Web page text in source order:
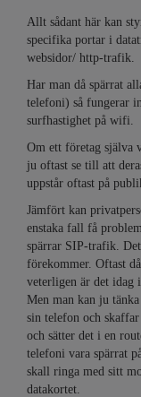
Allt sådant här kan
specifika portar i
websidor/ http-trafik.
Har man då spärrat
telefoni) så fungerar
surfhastighet på wifi.
Om ett företag
ju oftast se till att
uppstår oftast på
Jämfört kan
enstaka fall få
spärrar SIP-trafik.
förekommer. Oftast
veterligen är det idag
Men man kan ju
sin telefon och
och sätter det i en
telefoni vara spärrat
skall ringa med sitt
datakortet.